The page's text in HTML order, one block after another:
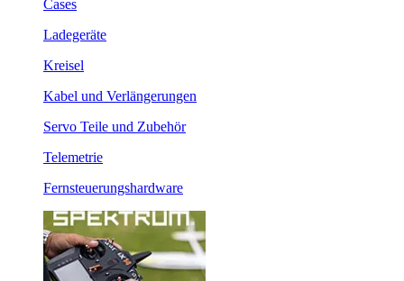
Cases
Ladegeräte
Kreisel
Kabel und Verlängerungen
Servo Teile und Zubehör
Telemetrie
Fernsteuerungshardware